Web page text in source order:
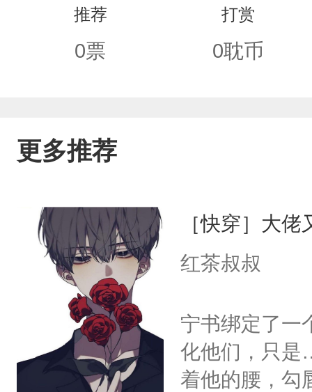
推荐
0票
打赏
0耽币
更多推荐
［快穿］大
红茶叔叔
宁书绑定了一
化他们，只是
着他的腰，勾